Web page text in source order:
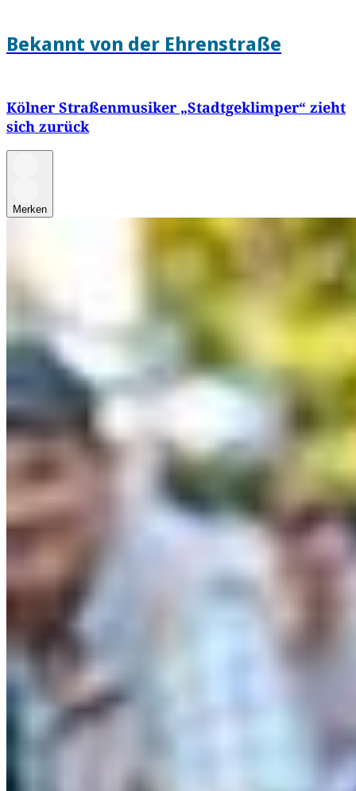
Bekannt von der Ehrenstraße
Kölner Straßenmusiker „Stadtgeklimper“ zieht
sich zurück
Merken